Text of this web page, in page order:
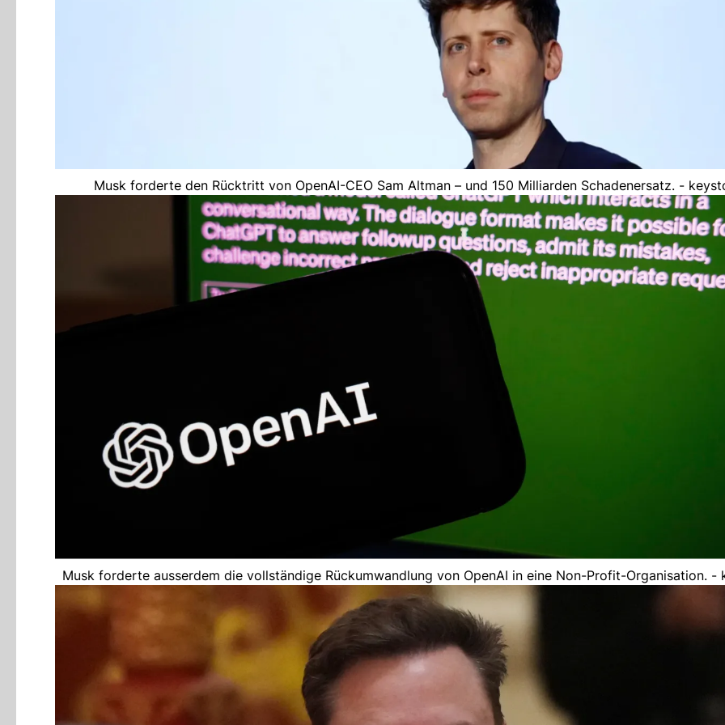
Musk forderte den Rücktritt von OpenAI-CEO Sam Altman – und 150 Milliarden Schadenersatz. -
Musk forderte ausserdem die vollständige Rückumwandlung von OpenAI in eine Non-Profit-Organisation. -